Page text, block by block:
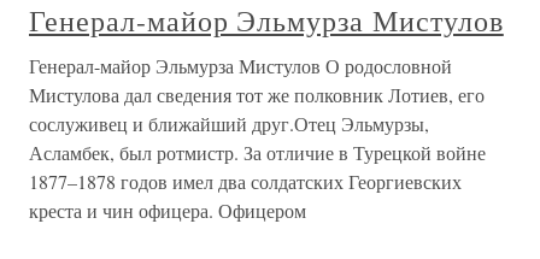
Генерал-майор Эльмурза Мистулов
Генерал-майор Эльмурза Мистулов О родословной
Мистулова дал сведения тот же полковник Лотиев, его
сослуживец и ближайший друг.Отец Эльмурзы,
Асламбек, был ротмистр. За отличие в Турецкой войне
1877–1878 годов имел два солдатских Георгиевских
креста и чин офицера. Офицером